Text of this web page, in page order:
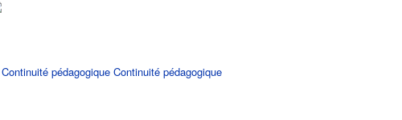
Continuité pédagogique